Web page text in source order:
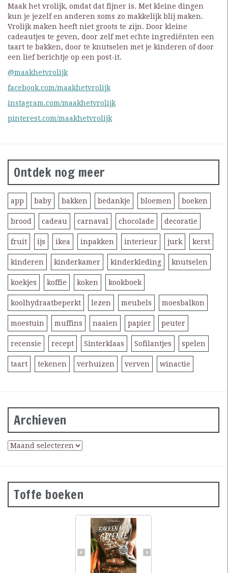
Maak het vrolijk, omdat dat fijner is. Met kleine dingen
kun je jezelf en anderen soms zo makkelijk blij maken.
Vrolijk maken heeft niet groots te zijn. Door kleine
cadeautjes te geven, door zelf met echte ingrediënten een
taart te bakken, door te knutselen met je kinderen of door
een lief berichtje op een post-it.
@maakhetvrolijk
facebook.com/maakhetvrolijk
instagram.com/maakhetvrolijk
pinterest.com/maakhetvrolijk
Ontdek nog meer
app baby bakken bedankje bloemen boeken
brood cadeau carnaval chocolade decoratie
fruit ijs ikea inpakken interieur jurk kerst
kinderen kinderkamer kinderkleding knutselen
koekjes koffie koken kookboek
koolhydraatbeperkt lezen meubels moesbalkon
moestuin muffins naaien papier peuter
recensie recept Sinterklaas Sofilantjes spelen
taart tekenen verhuizen verven winactie
Archieven
Toffe boeken
courgettebaguettes,
wortelbroodjes en
roggecrackers met
knolselderij: wanneer je
groente in het deeg doet,
krijg je mals en kleurrijk
brood dat ook nog eens